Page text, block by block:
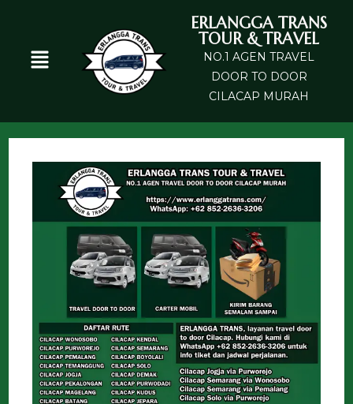
ERLANGGA TRANS
TOUR & TRAVEL
NO.1 AGEN TRAVEL
DOOR TO DOOR
CILACAP MURAH